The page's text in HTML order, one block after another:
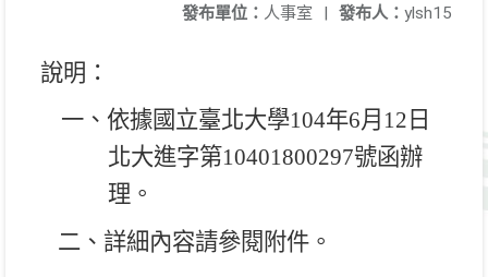
發布人： ylsh15
發布單位： 人事室 |
說明：
一、依據國立臺北大學104年6月 12 日
北大進字第10401800297號函辦
理。
二、詳細內容請參閱附件。